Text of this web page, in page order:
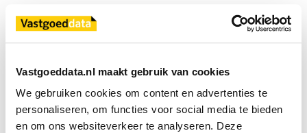
Vastgoeddata.nl maakt gebruik van cookies
We gebruiken cookies om content en advertenties te
personaliseren, om functies voor social media te bieden
en om ons websiteverkeer te analyseren. Deze
Vastgoed Adviseurs.
Bron